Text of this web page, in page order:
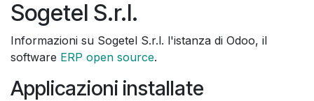
Passa al contenuto
Sogetel S.r.l.
Informazioni su Sogetel S.r.l. l'istanza di Odoo, il
software ERP open source.
Applicazioni installate